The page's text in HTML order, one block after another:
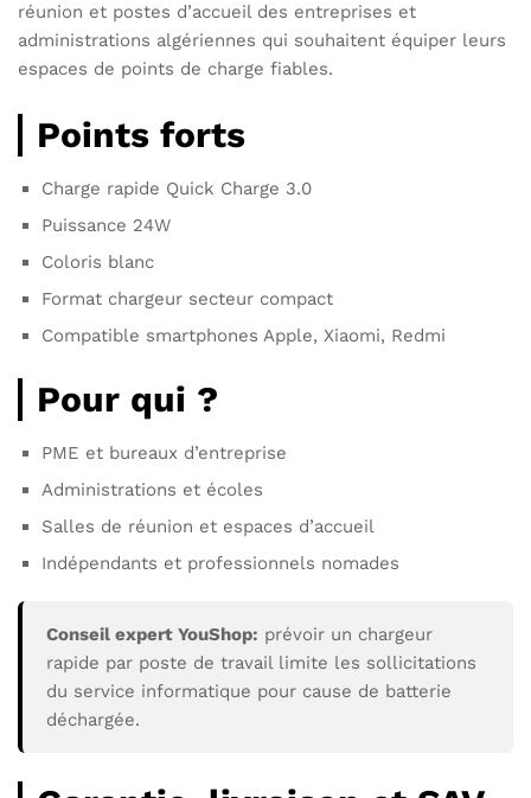
réunion et postes d’accueil des entreprises et
administrations algériennes qui souhaitent équiper leurs
espaces de points de charge fiables.
Points forts
Charge rapide Quick Charge 3.0
Puissance 24W
Coloris blanc
Format chargeur secteur compact
Compatible smartphones Apple, Xiaomi, Redmi
Pour qui ?
PME et bureaux d’entreprise
Administrations et écoles
Salles de réunion et espaces d’accueil
Indépendants et professionnels nomades
Conseil expert YouShop: prévoir un chargeur
rapide par poste de travail limite les sollicitations
du service informatique pour cause de batterie
déchargée.